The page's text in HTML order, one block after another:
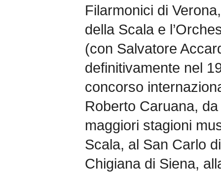
Filarmonici di
della Scala e
(con Salvatore
definitivamente nel
concorso
Roberto Caruana,
maggiori stagioni
Scala, al San Carlo
Chigiana di Siena,